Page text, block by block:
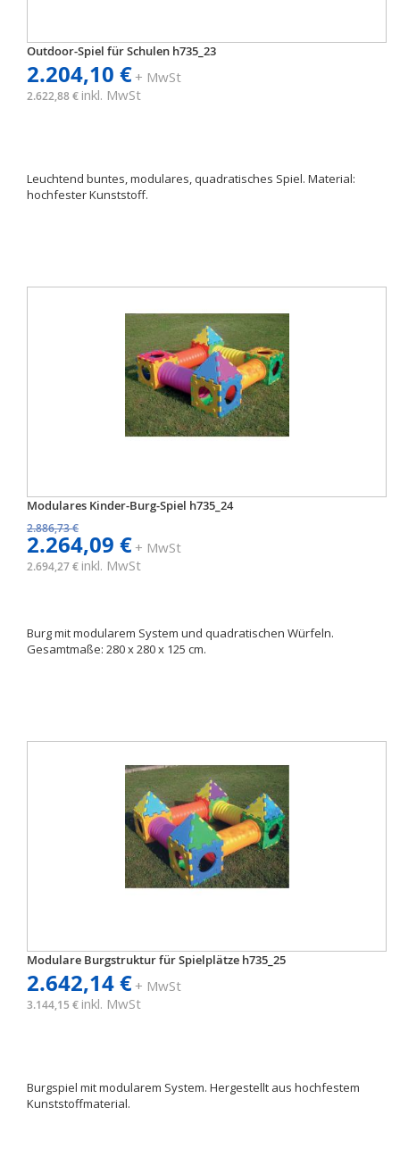
Outdoor-Spiel für Schulen h735_23
2.204,10 €+ MwSt
2.622,88 € inkl. MwSt
Leuchtend buntes, modulares, quadratisches Spiel. Material:
hochfester Kunststoff.
Modulares Kinder-Burg-Spiel h735_24
2.886,73 €
2.264,09 €+ MwSt
2.694,27 € inkl. MwSt
Burg mit modularem System und quadratischen Würfeln.
Gesamtmaße: 280 x 280 x 125 cm.
Modulare Burgstruktur für Spielplätze h735_25
2.642,14 €+ MwSt
3.144,15 € inkl. MwSt
Burgspiel mit modularem System. Hergestellt aus hochfestem
Kunststoffmaterial.